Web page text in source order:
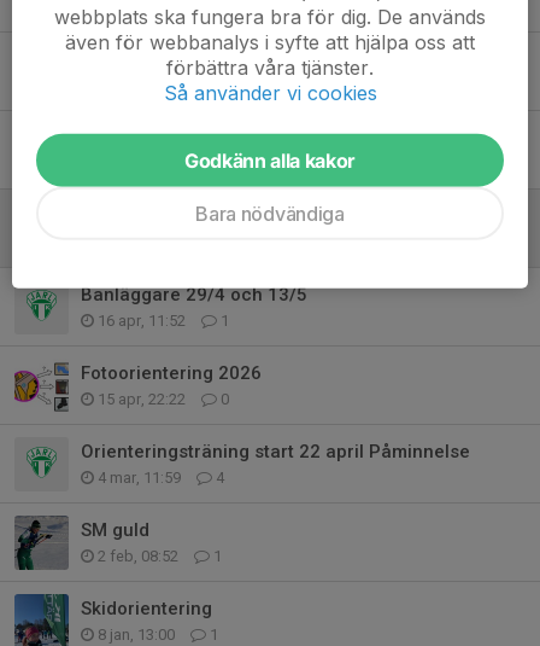
27 maj, 21:07
Överblivna kartor från träningen idag 20 maj
20 maj, 21:20 0
Överblivna kartor efter kvällens träning
13 maj, 20:50 0
Överblivna kartor från dagens träning
Banläggare 29/4 och 13/5
16 apr, 11:52 1
Fotoorientering 2026
15 apr, 22:22 0
Orienteringsträning start 22 april Påminnelse
4 mar, 11:59 4
SM guld
2 feb, 08:52 1
Skidorientering
8 jan, 13:00 1
webbplats ska fungera bra för dig. De används
även för webbanalys i syfte att hjälpa oss att
förbättra våra tjänster.
Så använder vi cookies
Godkänn alla kakor
Bara nödvändiga